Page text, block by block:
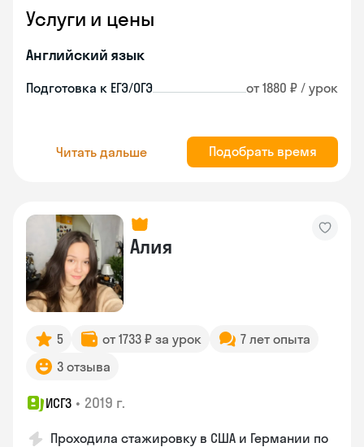
Услуги и цены
Английский язык
Подготовка к ЕГЭ/ОГЭ от 1880 ₽ / урок
Читать дальше Подобрать время
Алия
5 от 1733 ₽ за урок
7 лет опыта
3 отзыва
ИСГЗ • 2019 г.
Проходила стажировку в США и Германии по